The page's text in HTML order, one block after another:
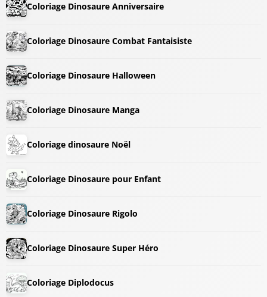
Coloriage Dinosaure Anniversaire
Coloriage Dinosaure Combat Fantaisiste
Coloriage Dinosaure Halloween
Coloriage Dinosaure Manga
Coloriage dinosaure Noël
Coloriage Dinosaure pour Enfant
Coloriage Dinosaure Rigolo
Coloriage Dinosaure Super Héro
Coloriage Diplodocus